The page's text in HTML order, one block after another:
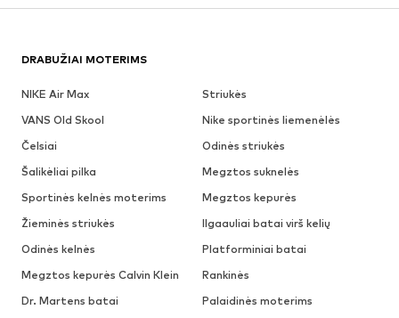
DRABUŽIAI MOTERIMS
NIKE Air Max
Striukės
VANS Old Skool
Nike sportinės liemenėlės
Čelsiai
Odinės striukės
Šalikėliai pilka
Megztos suknelės
Sportinės kelnės moterims
Megztos kepurės
Žieminės striukės
Ilgaauliai batai virš kelių
Odinės kelnės
Platforminiai batai
Megztos kepurės Calvin Klein
Rankinės
Dr. Martens batai
Palaidinės moterims